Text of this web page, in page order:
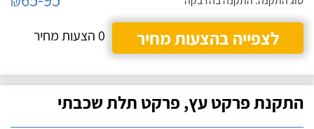
לצפייה בהצעות מחיר
0 הצעות מחיר
התקנת פרקט עץ, פרקט תלת שכבתי